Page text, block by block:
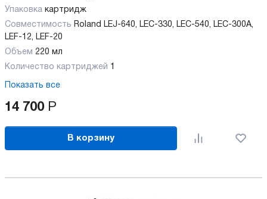
Упаковка картридж
Совместимость Roland LEJ-640, LEC-330, LEC-540, LEC-300А,
LEF-12, LEF-20
Объем 220 мл
Количество картриджей
1
Показать все
14 700 Р
В корзину